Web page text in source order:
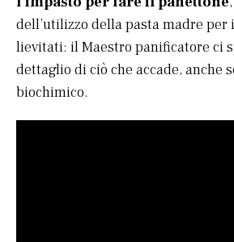
dell’utilizzo della pasta madre per
lievitati: il Maestro panificatore ci
dettaglio di ciò che accade, anche
biochimico.